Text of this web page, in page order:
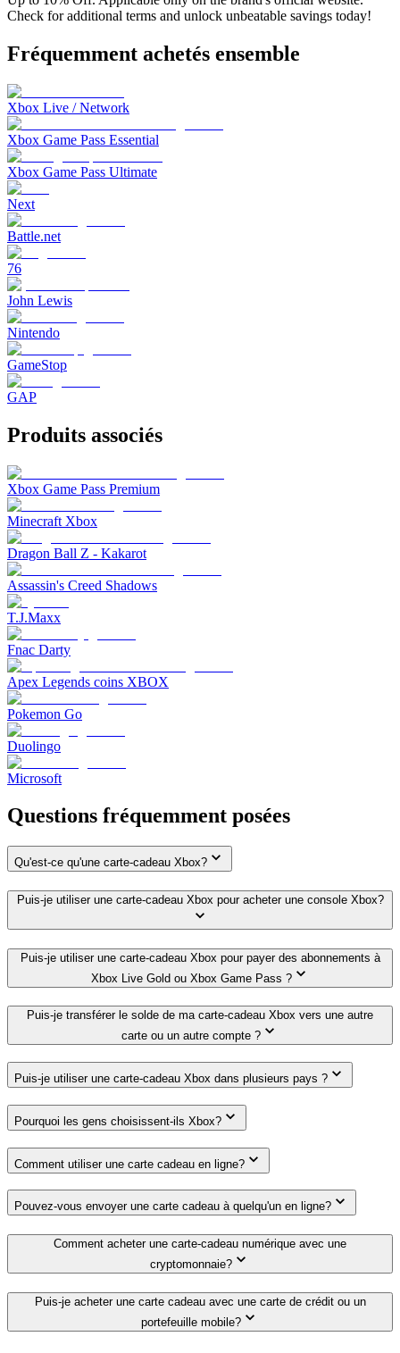
Check for additional terms and unlock unbeatable savings today!
Fréquemment achetés ensemble
Xbox Live / Network
Xbox Game Pass Essential
Xbox Game Pass Ultimate
Next
Battle.net
76
John Lewis
Nintendo
GameStop
GAP
Produits associés
Xbox Game Pass Premium
Minecraft Xbox
Dragon Ball Z - Kakarot
Assassin's Creed Shadows
T.J.Maxx
Fnac Darty
Apex Legends coins XBOX
Pokemon Go
Duolingo
Microsoft
Questions fréquemment posées
Qu'est-ce qu'une carte-cadeau Xbox?
Puis-je utiliser une carte-cadeau Xbox pour acheter une console Xbox?
Puis-je utiliser une carte-cadeau Xbox pour payer des abonnements à
Xbox Live Gold ou Xbox Game Pass ?
Puis-je transférer le solde de ma carte-cadeau Xbox vers une autre
carte ou un autre compte ?
Puis-je utiliser une carte-cadeau Xbox dans plusieurs pays ?
Pourquoi les gens choisissent-ils Xbox?
Comment utiliser une carte cadeau en ligne?
Pouvez-vous envoyer une carte cadeau à quelqu'un en ligne?
Comment acheter une carte-cadeau numérique avec une
cryptomonnaie?
Puis-je acheter une carte cadeau avec une carte de crédit ou un
portefeuille mobile?